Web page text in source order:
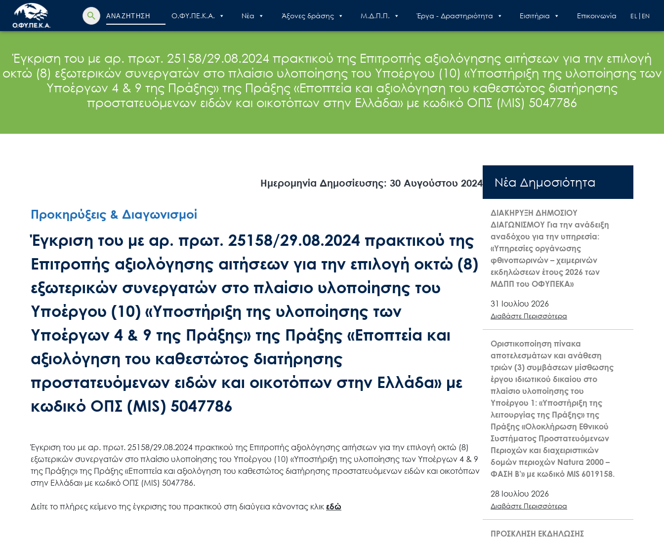
Search
for:
Search Button
Ο.ΦΥ.ΠΕ.Κ.Α. Nέα Άξονες δράσης Μ.Δ.Π.Π. Έργα - Δραστηριότητα Εισιτήρια Επικοινωνία EN
EL
Έγκριση του με αρ. πρωτ. 25158/29.08.2024 πρακτικού της Επιτροπής αξιολόγησης αιτήσεων για την επιλογή
οκτώ (8) εξωτερικών συνεργατών στο πλαίσιο υλοποίησης του Υποέργου (10) «Υποστήριξη της υλοποίησης των
Υποέργων 4 & 9 της Πράξης» της Πράξης «Εποπτεία και αξιολόγηση του καθεστώτος διατήρησης
προστατευόμενων ειδών και οικοτόπων στην Ελλάδα» με κωδικό ΟΠΣ (ΜIS) 5047786
Ημερομηνία Δημοσίευσης: 30 Αυγούστου 2024
Προκηρύξεις & Διαγωνισμοί
Έγκριση του με αρ. πρωτ. 25158/29.08.2024 πρακτικού της
Επιτροπής αξιολόγησης αιτήσεων για την επιλογή οκτώ (8)
εξωτερικών συνεργατών στο πλαίσιο υλοποίησης του
Υποέργου (10) «Υποστήριξη της υλοποίησης των
Υποέργων 4 & 9 της Πράξης» της Πράξης «Εποπτεία και
αξιολόγηση του καθεστώτος διατήρησης
προστατευόμενων ειδών και οικοτόπων στην Ελλάδα» με
κωδικό ΟΠΣ (ΜIS) 5047786
Έγκριση του με αρ. πρωτ. 25158/29.08.2024 πρακτικού της Επιτροπής αξιολόγησης αιτήσεων για την επιλογή οκτώ (8)
εξωτερικών συνεργατών στο πλαίσιο υλοποίησης του Υποέργου (10) «Υποστήριξη της υλοποίησης των Υποέργων 4 & 9
της Πράξης» της Πράξης «Εποπτεία και αξιολόγηση του καθεστώτος διατήρησης προστατευόμενων ειδών και οικοτόπων
στην Ελλάδα» με κωδικό ΟΠΣ (ΜIS) 5047786.
Δείτε το πλήρες κείμενο της έγκρισης του πρακτικού στη διαύγεια κάνοντας κλικ εδώ
Nέα Δημοσιότητα
ΔΙΑΚΗΡΥΞΗ ΔΗΜΟΣΙΟΥ
ΔΙΑΓΩΝΙΣΜΟΥ Για την ανάδειξη
αναδόχου για την υπηρεσία:
«Υπηρεσίες οργάνωσης
φθινοπωρινών – χειμερινών
εκδηλώσεων έτους 2026 των
ΜΔΠΠ του ΟΦΥΠΕΚΑ»
31 Ιουλίου 2026
Διαβάστε Περισσότερα
Οριστικοποίηση πίνακα
αποτελεσμάτων και ανάθεση
τριών (3) συμβάσεων μίσθωσης
έργου ιδιωτικού δικαίου στο
πλαίσιο υλοποίησης του
Υποέργου 1: «Υποστήριξη της
λειτουργίας της Πράξης» της
Πράξης «Ολοκλήρωση Εθνικού
Συστήματος Προστατευόμενων
Περιοχών και διαχειριστικών
δομών περιοχών Natura 2000 –
ΦΑΣΗ Β’» με κωδικό MIS 6019158.
28 Ιουλίου 2026
Διαβάστε Περισσότερα
ΠΡΟΣΚΛΗΣΗ ΕΚΔΗΛΩΣΗΣ